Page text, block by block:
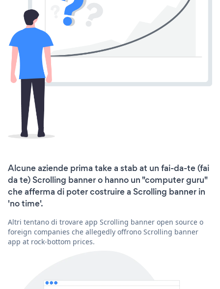
Alcune aziende prima take a stab at un fai-da-te (fai
da te) Scrolling banner o hanno un "computer guru"
che afferma di poter costruire a Scrolling banner in
'no time'.
Altri tentano di trovare app Scrolling banner open source o
foreign companies che allegedly offrono Scrolling banner
app at rock-bottom prices.